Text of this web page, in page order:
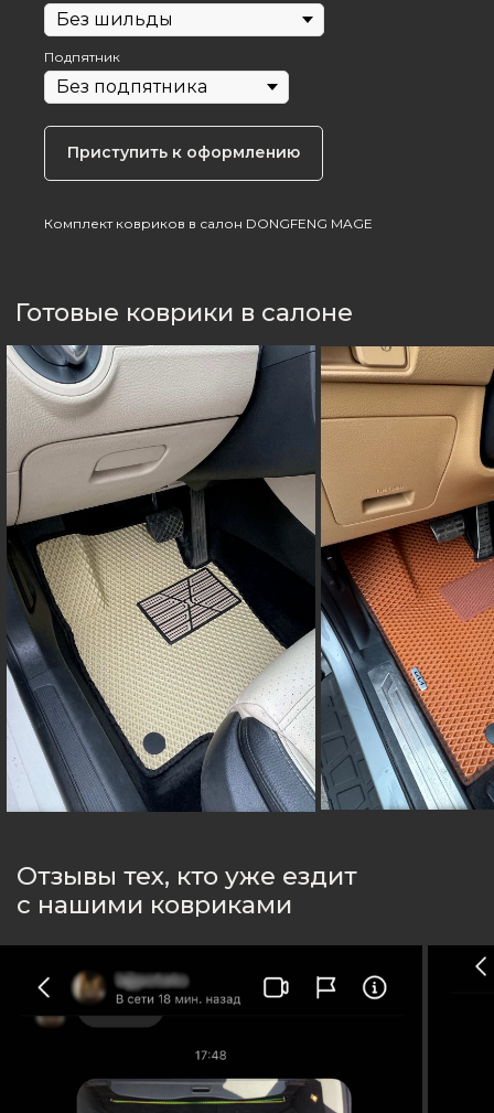
Подпятник
Приступить к оформлению
Комплект ковриков в салон DONGFENG MAGE
с нашими ковриками
Кунин Евгений Григорьевич
Производство и самовывоз:
EVAMATS